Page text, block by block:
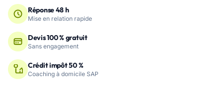
Réponse 48 h
Mise en relation rapide
Devis 100 % gratuit
Sans engagement
Crédit impôt 50 %
Coaching à domicile SAP